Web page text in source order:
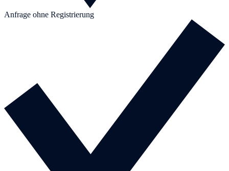
Anfrage ohne Registrierung